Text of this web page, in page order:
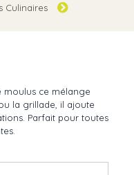
Culinaires
moulus ce mélange
la grillade, il ajoute
Parfait pour toutes